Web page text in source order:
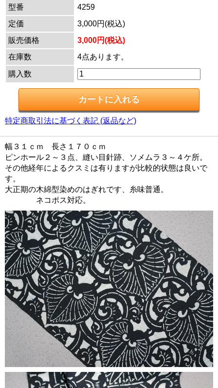
型番
4259
定価
3,000円(税込)
販売価格
3,000円(税込)
在庫数
4点あります。
購入数
特定商取引法に基づく表記 (返品など)
幅３１ｃｍ 長さ１７０ｃｍ
ピンホール２～３点、縫い目針跡、ソメムラ３～４ケ所。
その他経年によるクスミは有りますが比較的状態は良いで
す。
大正期の木綿型染めのはぎれです、糸味普通。
ネコポス対応。